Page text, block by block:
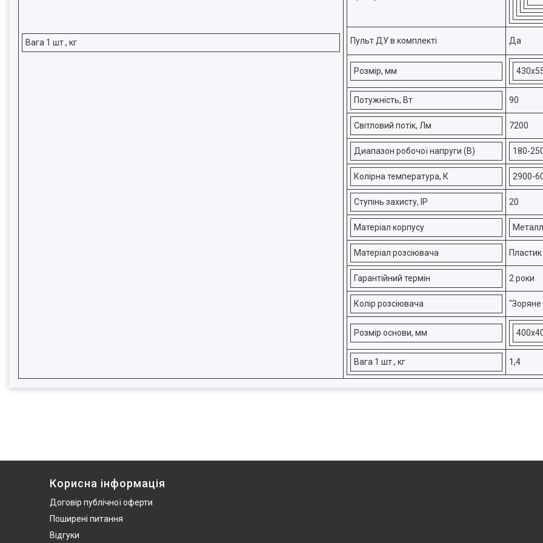
Вага 1 шт., кг Пульт ДУ в комплекті Да
Розмір, мм
Потужність, Вт 90
Світловий потік, Лм 7200
Диапазон робочої напруги (В) 180-
Колірна температура, К 2900-
Ступінь захисту, ІР 20
Матеріал корпусу Металл
Матеріал розсіювача Пластик
Гарантійний термін 2 роки
Колір розсіювача "Зоряне
Розмір основи, мм
Вага 1 шт., кг 1,4
Корисна інформація
Договір публічної оферти
Поширені питання
Відгуки